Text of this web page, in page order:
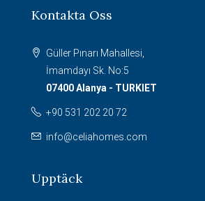
Kontakta Oss
Güller Pınarı Mahallesi,
İmamdayı Sk. No:5
07400 Alanya - TURKIET
+90 531 202 20 72
info@celiahomes.com
Upptäck